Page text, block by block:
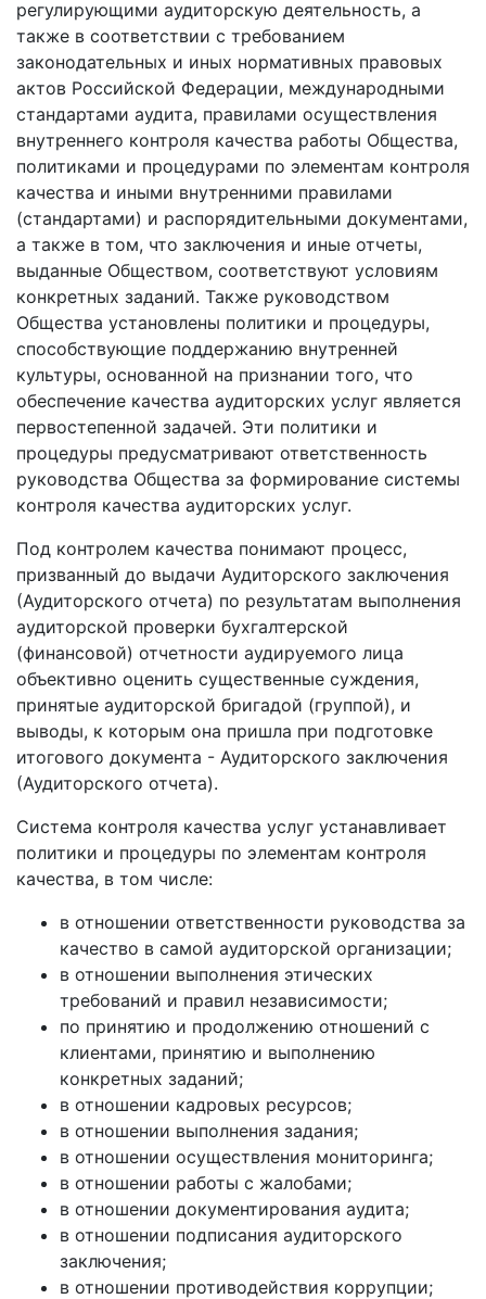
регулирующими аудиторскую деятельность, а
также в соответствии с требованием
законодательных и иных нормативных правовых
актов Российской Федерации, международными
стандартами аудита, правилами осуществления
внутреннего контроля качества работы Общества,
политиками и процедурами по элементам контроля
качества и иными внутренними правилами
(стандартами) и распорядительными документами,
а также в том, что заключения и иные отчеты,
выданные Обществом, соответствуют условиям
конкретных заданий. Также руководством
Общества установлены политики и процедуры,
способствующие поддержанию внутренней
культуры, основанной на признании того, что
обеспечение качества аудиторских услуг является
первостепенной задачей. Эти политики и
процедуры предусматривают ответственность
руководства Общества за формирование системы
контроля качества аудиторских услуг.
Под контролем качества понимают процесс,
призванный до выдачи Аудиторского заключения
(Аудиторского отчета) по результатам выполнения
аудиторской проверки бухгалтерской
(финансовой) отчетности аудируемого лица
объективно оценить существенные суждения,
принятые аудиторской бригадой (группой), и
выводы, к которым она пришла при подготовке
итогового документа - Аудиторского заключения
(Аудиторского отчета).
Система контроля качества услуг устанавливает
политики и процедуры по элементам контроля
качества, в том числе:
в отношении ответственности руководства за
качество в самой аудиторской организации;
в отношении выполнения этических
требований и правил независимости;
по принятию и продолжению отношений с
клиентами, принятию и выполнению
конкретных заданий;
в отношении кадровых ресурсов;
в отношении выполнения задания;
в отношении осуществления мониторинга;
в отношении работы с жалобами;
в отношении документирования аудита;
в отношении подписания аудиторского
заключения;
в отношении противодействия коррупции;